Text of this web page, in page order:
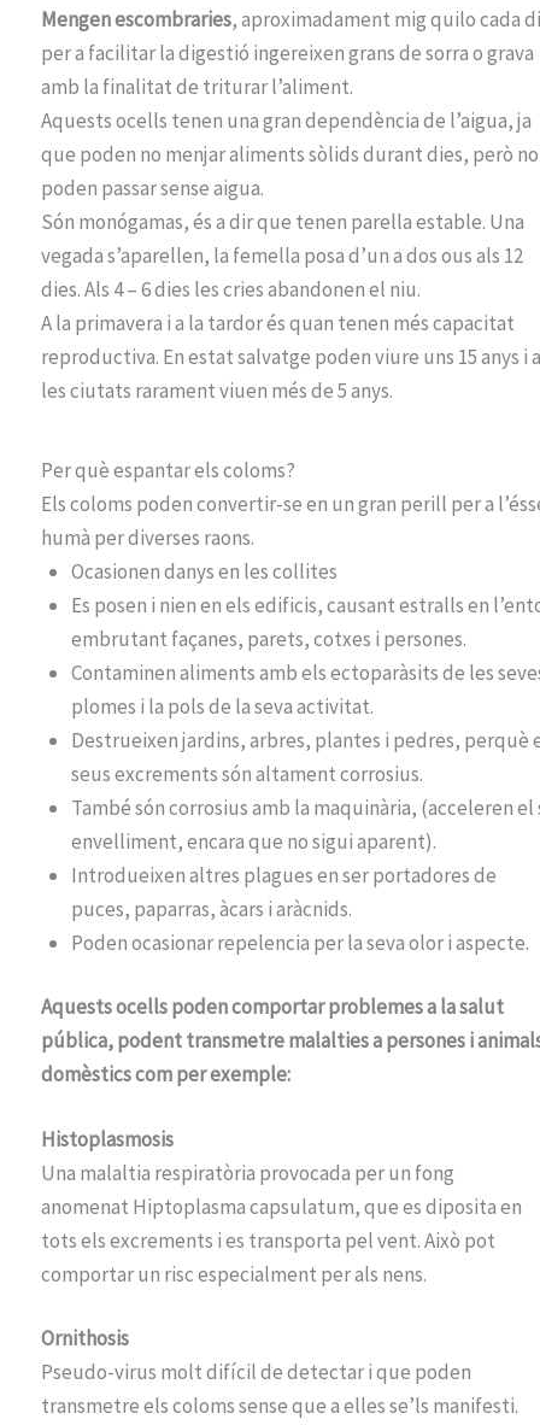
Mengen escombraries, aproximadament mig quilo cada
per a facilitar la digestió ingereixen grans de sorra o grava
amb la finalitat de triturar l’aliment.
Aquests ocells tenen una gran dependència de l’aigua, ja
que poden no menjar aliments sòlids durant dies, però no
poden passar sense aigua.
Són monógamas, és a dir que tenen parella estable. Una
vegada s’aparellen, la femella posa d’un a dos ous als 12
dies. Als 4 – 6 dies les cries abandonen el niu.
A la primavera i a la tardor és quan tenen més capacitat
reproductiva. En estat salvatge poden viure uns 15 anys i a
les ciutats rarament viuen més de 5 anys.
Per què espantar els coloms?
Els coloms poden convertir-se en un gran perill per a
humà per diverses raons.
Ocasionen danys en les collites
Es posen i nien en els edificis, causant estralls en
embrutant façanes, parets, cotxes i persones.
Contaminen aliments amb els ectoparàsits de les
plomes i la pols de la seva activitat.
Destrueixen jardins, arbres, plantes i pedres, perquè
seus excrements són altament corrosius.
També són corrosius amb la maquinària, (acceleren el
envelliment, encara que no sigui aparent).
Introdueixen altres plagues en ser portadores de
puces, paparras, àcars i aràcnids.
Poden ocasionar repelencia per la seva olor i aspecte.
Aquests ocells poden comportar problemes a la salut
pública, podent transmetre malalties a persones i
domèstics com per exemple:
Histoplasmosis
Una malaltia respiratòria provocada per un fong
anomenat Hiptoplasma capsulatum, que es diposita en
tots els excrements i es transporta pel vent. Això pot
comportar un risc especialment per als nens.
Ornithosis
Pseudo-virus molt difícil de detectar i que poden
transmetre els coloms sense que a elles se’ls manifesti.